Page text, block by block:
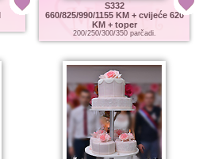
S332
660/825/990/1155 KM + cvijeće 620
KM + toper
200/250/300/350 parčadi.